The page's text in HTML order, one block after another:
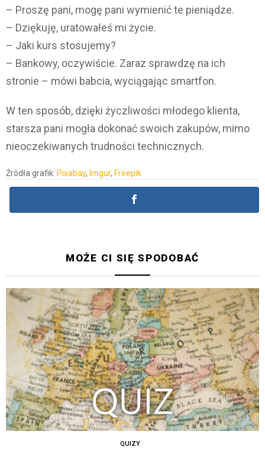
– Proszę pani, mogę pani wymienić te pieniądze.
– Dziękuję, uratowałeś mi życie.
– Jaki kurs stosujemy?
– Bankowy, oczywiście. Zaraz sprawdzę na ich
stronie – mówi babcia, wyciągając smartfon.
W ten sposób, dzięki życzliwości młodego klienta,
starsza pani mogła dokonać swoich zakupów, mimo
nieoczekiwanych trudności technicznych.
Źródła grafik: Pixabay, Imgur, Freepik
MOŻE CI SIĘ SPODOBAĆ
QUIZY